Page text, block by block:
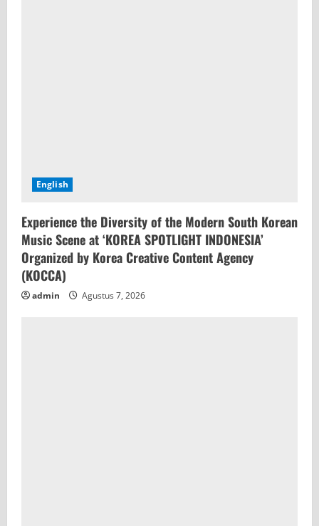
English
Experience the Diversity of the Modern South Korean
Music Scene at ‘KOREA SPOTLIGHT INDONESIA’
Organized by Korea Creative Content Agency
(KOCCA)
admin Agustus 7, 2026